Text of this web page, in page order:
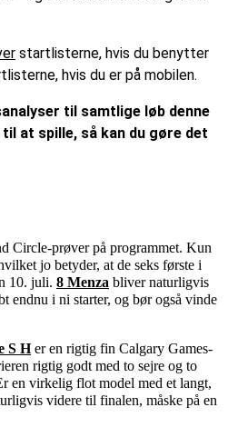
startlisterne, hvis du benytter
hvis du er på mobilen.
til samtlige løb denne
til at spille, så kan du gøre det
Circle-prøver på programmet. Kun
jo betyder, at de seks første i
10. juli. 8 Menza bliver naturligvis
endnu i ni starter, og bør også vinde
S Her en rigtig fin Calgary Games-
rigtig godt med to sejre og to
en virkelig flot model med et langt,
videre til finalen, måske på en